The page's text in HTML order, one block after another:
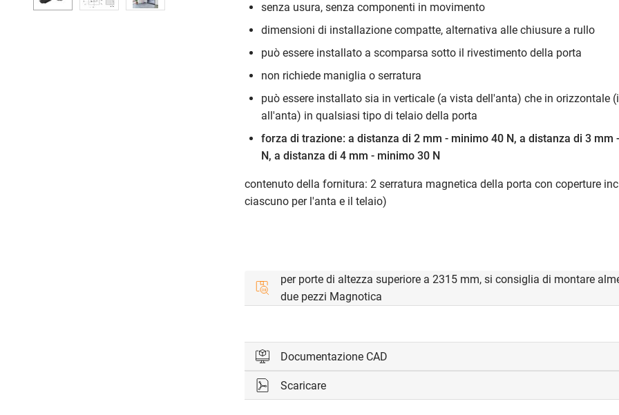
senza usura, senza componenti in movimento
dimensioni di installazione compatte, alternativa alle chiusure a rullo
può essere installato a scomparsa sotto il rivestimento della porta
non richiede maniglia o serratura
può essere installato sia in verticale (a vista dell'anta) che in orizzontale
all'anta) in qualsiasi tipo di telaio della porta
forza di trazione: a distanza di 2 mm - minimo 40 N, a distanza di 3 mm
N, a distanza di 4 mm - minimo 30 N
contenuto della fornitura: 2 serratura magnetica della porta con coperture
ciascuno per l'anta e il telaio)
per porte di altezza superiore a 2315 mm, si consiglia di montare
due pezzi Magnotica
Documentazione CAD
Accedi per visualizzare e scaricare i file CAD.
Scaricare